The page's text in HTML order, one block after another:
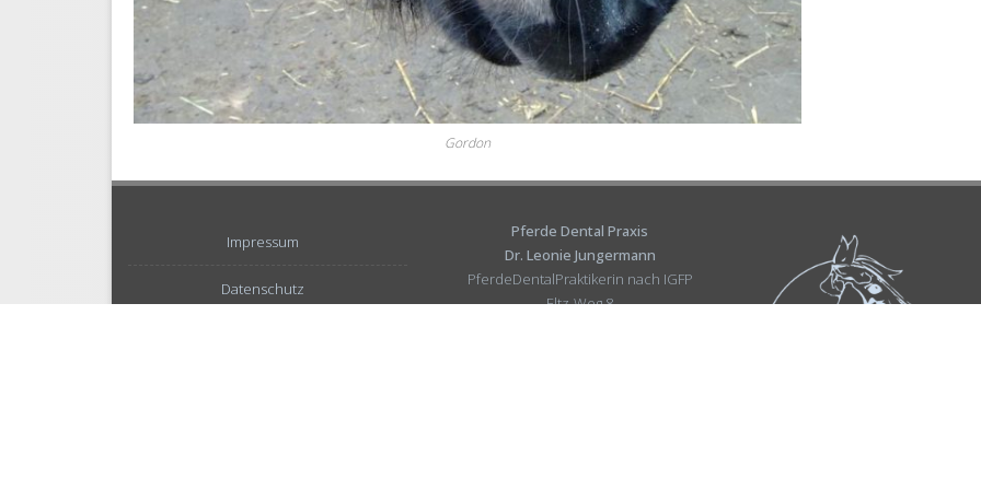
Gordon
Impressum
Datenschutz
Pferde Dental Praxis
Dr. Leonie Jungermann
PferdeDentalPraktikerin nach IGFP
Eltz-Weg 8